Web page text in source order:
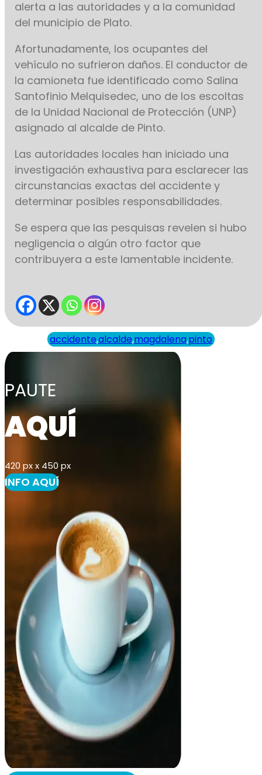
alerta a las autoridades y a la comunidad
del municipio de Plato.
Afortunadamente, los ocupantes del
vehículo no sufrieron daños. El conductor de
la camioneta fue identificado como Salina
Santofinio Melquisedec, uno de los escoltas
de la Unidad Nacional de Protección (UNP)
asignado al alcalde de Pinto.
Las autoridades locales han iniciado una
investigación exhaustiva para esclarecer las
circunstancias exactas del accidente y
determinar posibles responsabilidades.
Se espera que las pesquisas revelen si hubo
negligencia o algún otro factor que
contribuyera a este lamentable incidente.
accidente,alcalde,magdalena,pinto
PAUTE
AQUÍ
420 px x 450 px
INFO AQUÍ